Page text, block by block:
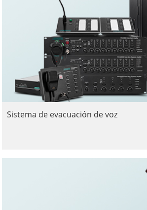
Sistema de evacuación de voz